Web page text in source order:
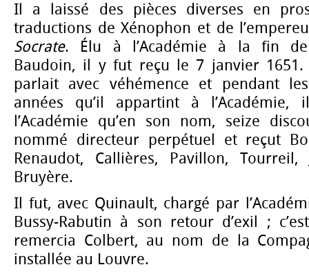
Il a laissé des pièces diverses en
traductions de Xénophon et de
Socrate. Élu à l’Académie à la fin de
Baudoin, il y fut reçu le 7 janvier
parlait avec véhémence et pendant
années qu’il appartint à
l’Académie qu’en son nom, seize
nommé directeur perpétuel et reçut
Renaudot, Callières, Pavillon,
Bruyère.
Il fut, avec Quinault, chargé par
Bussy-Rabutin à son retour d’exil ;
remercia Colbert, au nom de la
installée au Louvre.